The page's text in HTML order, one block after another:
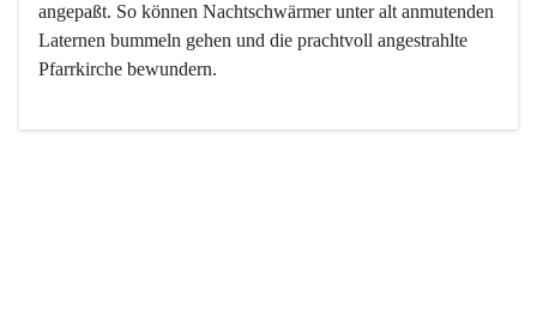
angepaßt. So können Nachtschwärmer unter alt anmutenden
Laternen bummeln gehen und die prachtvoll angestrahlte
Pfarrkirche bewundern.
Der Weinbau dominert heute nicht mehr, ist aber integrativer